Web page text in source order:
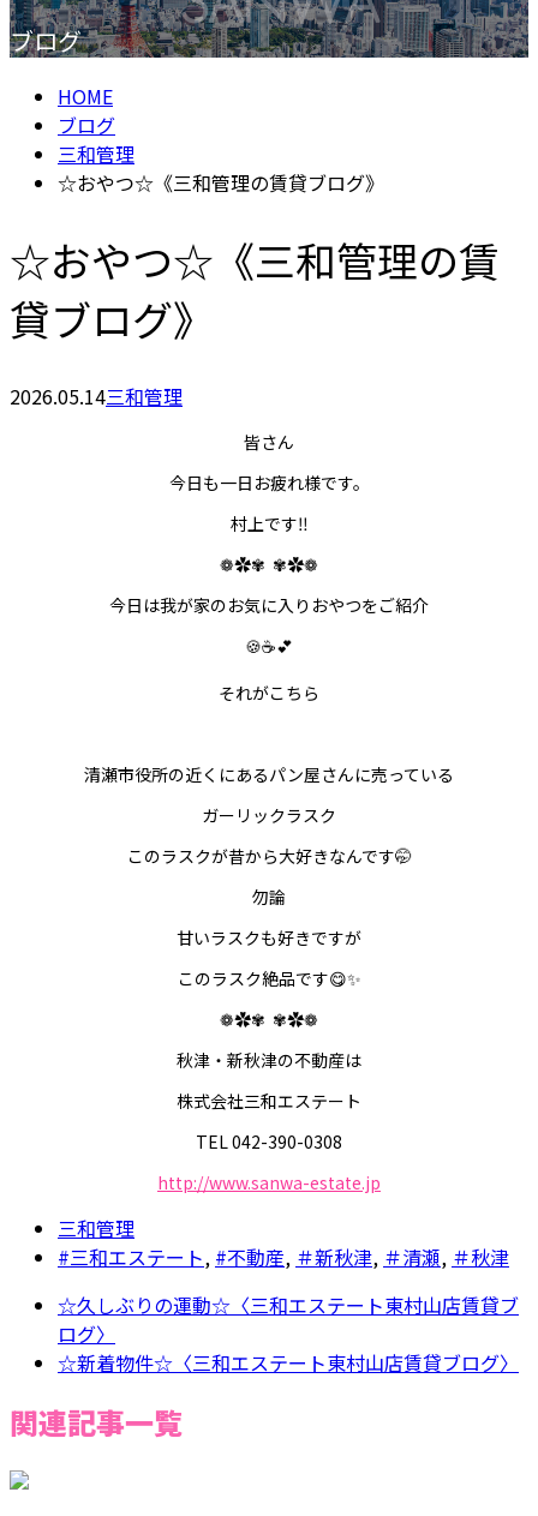
ブログ
HOME
ブログ
三和管理
☆おやつ☆《三和管理の賃貸ブログ》
☆おやつ☆《三和管理の賃
貸ブログ》
2026.05.14三和管理
皆さん
今日も一日お疲れ様です。
村上です‼︎
❁✿✾ ✾✿❁︎
今日は我が家のお気に入りおやつをご紹介
🍪☕️💕
それがこちら
清瀬市役所の近くにあるパン屋さんに売っている
ガーリックラスク
このラスクが昔から大好きなんです🤭
勿論
甘いラスクも好きですが
このラスク絶品です😋✨️
❁✿✾ ✾✿❁︎
秋津・新秋津の不動産は
株式会社三和エステート
TEL 042-390-0308
http://www.sanwa-estate.jp
三和管理
#三和エステート, #不動産, ＃新秋津, ＃清瀬, ＃秋津
☆久しぶりの運動☆〈三和エステート東村山店賃貸ブ
ログ〉
☆新着物件☆〈三和エステート東村山店賃貸ブログ〉
関連記事一覧